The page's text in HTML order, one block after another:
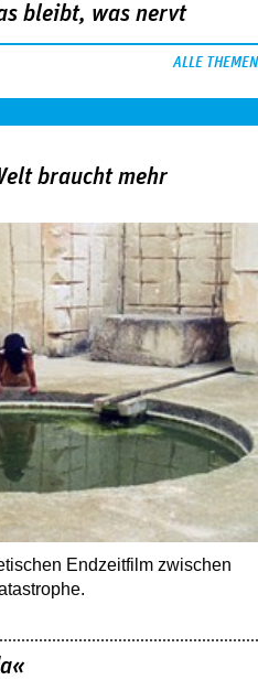
bleibt, was nervt
ALLE THEMEN
braucht mehr
Endzeitfilm zwischen